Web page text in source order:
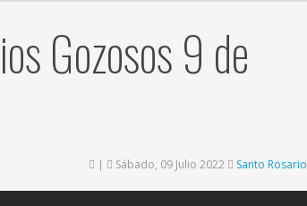
Gozosos 9 de
| Sábado, 09 Julio 2022 Santo Rosario